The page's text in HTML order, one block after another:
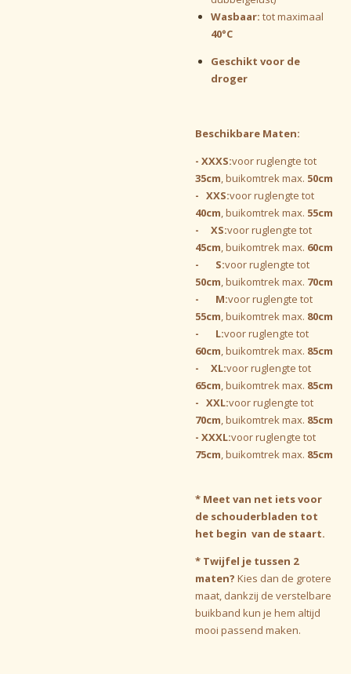
Wasbaar: tot maximaal
40°C
Geschikt voor de
droger
Beschikbare Maten:
- XXXS:voor ruglengte tot
35cm, buikomtrek max. 50cm
- XXS:voor ruglengte tot
40cm, buikomtrek max. 55cm
- XS:voor ruglengte tot
45cm, buikomtrek max. 60cm
- S:voor ruglengte tot
50cm, buikomtrek max. 70cm
- M:voor ruglengte tot
55cm, buikomtrek max. 80cm
- L:voor ruglengte tot
60cm, buikomtrek max. 85cm
- XL:voor ruglengte tot
65cm, buikomtrek max. 85cm
- XXL:voor ruglengte tot
70cm, buikomtrek max. 85cm
- XXXL:voor ruglengte tot
75cm, buikomtrek max. 85cm
* Meet van net iets voor
de schouderbladen tot
het begin van de staart.
* Twijfel je tussen 2
maten? Kies dan de grotere
maat, dankzij de verstelbare
buikband kun je hem altijd
mooi passend maken.